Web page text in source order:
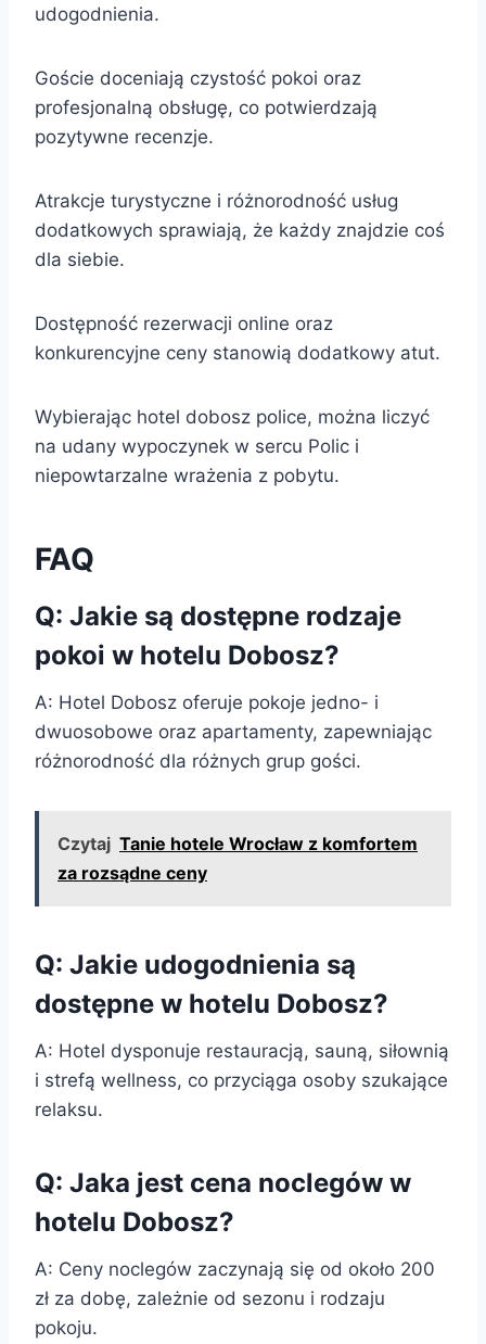
udogodnienia.
Goście doceniają czystość pokoi oraz
profesjonalną obsługę, co potwierdzają
pozytywne recenzje.
Atrakcje turystyczne i różnorodność usług
dodatkowych sprawiają, że każdy znajdzie coś
dla siebie.
Dostępność rezerwacji online oraz
konkurencyjne ceny stanowią dodatkowy atut.
Wybierając hotel dobosz police, można liczyć
na udany wypoczynek w sercu Polic i
niepowtarzalne wrażenia z pobytu.
FAQ
Q: Jakie są dostępne rodzaje
pokoi w hotelu Dobosz?
A: Hotel Dobosz oferuje pokoje jedno- i
dwuosobowe oraz apartamenty, zapewniając
różnorodność dla różnych grup gości.
Czytaj Tanie hotele Wrocław z komfortem
za rozsądne ceny
Q: Jakie udogodnienia są
dostępne w hotelu Dobosz?
A: Hotel dysponuje restauracją, sauną, siłownią
i strefą wellness, co przyciąga osoby szukające
relaksu.
Q: Jaka jest cena noclegów w
hotelu Dobosz?
A: Ceny noclegów zaczynają się od około 200
zł za dobę, zależnie od sezonu i rodzaju
pokoju.